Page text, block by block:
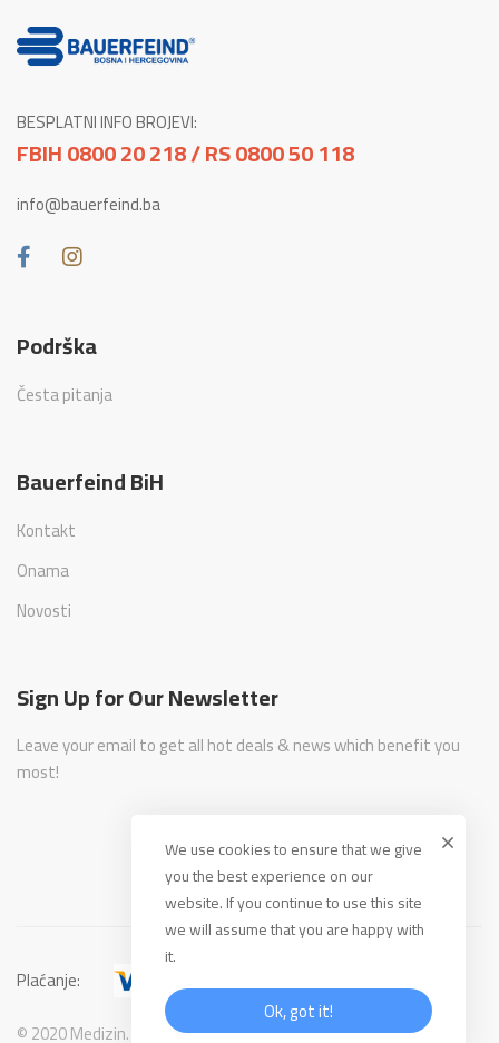
BESPLATNI INFO BROJEVI:
FBIH 0800 20 218 / RS 0800 50 118
info@bauerfeind.ba
Podrška
Česta pitanja
Bauerfeind BiH
Kontakt
Onama
Novosti
Sign Up for Our Newsletter
Leave your email to get all hot deals & news which benefit you
most!
© 2020 Medizin. All Rights Reserved
Plaćanje:
We use cookies to ensure that we give
you the best experience on our
website. If you continue to use this site
we will assume that you are happy with
it.
Ok, got it!